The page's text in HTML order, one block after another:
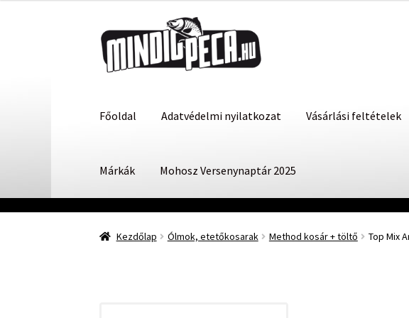
a
navigációhoz
a
tartalomba
Főoldal Adatvédelmi nyilatkozat Vásárlási feltételek
Márkák Mohosz Versenynaptár 2025
Kezdőlap Ólmok, etetőkosarak Method kosár + töltő Top Mix